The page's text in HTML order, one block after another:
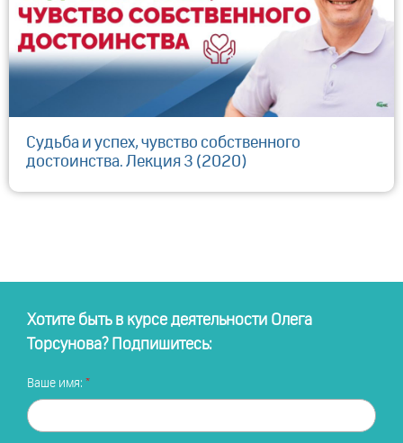
Судьба и успех, чувство собственного
достоинства. Лекция 3 (2020)
Хотите быть в курсе деятельности Олега
Торсунова? Подпишитесь:
Ваше имя: